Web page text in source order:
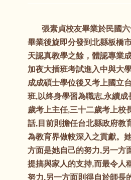
張素貞校友畢業於民國六
畢業後旋即分發到北縣板橋
天認真教學之餘，體認專業
加夜大插班考試進入中與大
成成碩士學位後又考上國立
班,以终身學習為職志,永續成
歲考上主任,三十二歲考上校
話,目前則擔任台北縣政府教
為教育界做較深入之貢獻。
方面是她自己的努力,另一方
提搞與家人的支持,而最令人
努力,另一方面則得自於師長